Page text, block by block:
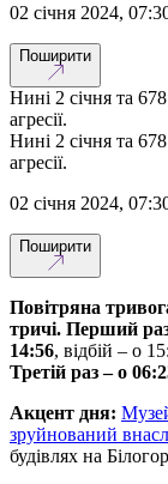
02 січня 2024,
Поширити
Нині 2 січня та
агресії.
Нині 2 січня та
агресії.
02 січня 2024,
Поширити
Повітряна
тричі. Перший
14:56, відбій – о
Третій раз – о
Акцент дня:
зруйнований
будівлях на